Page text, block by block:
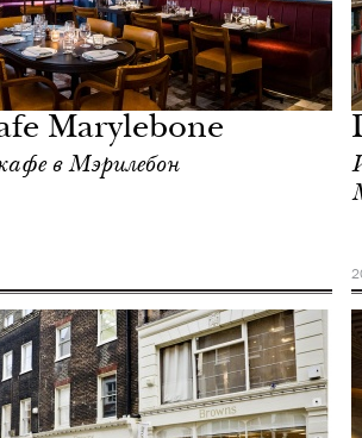
Marylebone
в Мэрилебон